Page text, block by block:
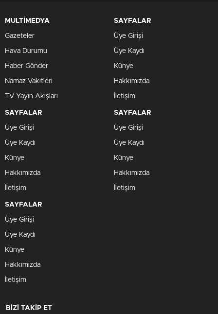
MULTİMEDYA
Gazeteler
Hava Durumu
Haber Gönder
Namaz Vakitleri
TV Yayın Akışları
SAYFALAR
Üye Girişi
Üye Kaydı
Künye
Hakkımızda
İletişim
SAYFALAR
Üye Girişi
Üye Kaydı
Künye
Hakkımızda
İletişim
SAYFALAR
Üye Girişi
Üye Kaydı
Künye
Hakkımızda
İletişim
SAYFALAR
Üye Girişi
Üye Kaydı
Künye
Hakkımızda
İletişim
BİZİ TAKİP ET